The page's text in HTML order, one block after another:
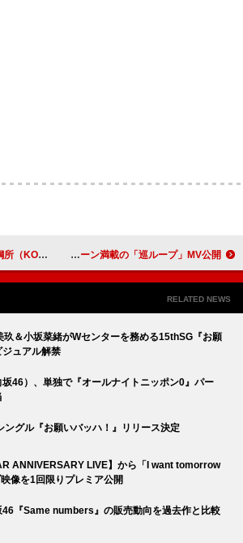
ョン作品に楽曲提供 Perfume、アクションシーン満載の「巡ループ」MV公開
RELATED NEWS
玖＆小坂菜緒がWセンターを務める15thSG『お願
ュアル解禁
46）、単独で『オールナイトニッポン0』パー
ングル『お願いバッハ！』リリース決定
ANNIVERSARY LIVE】から「I want tomorrow
像を1回限りプレミア公開
46『Same numbers』の販売動向を過去作と比較